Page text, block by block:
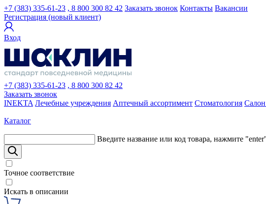
+7 (383) 335-61-23 , 8 800 300 82 42 Заказать звонок Контакты Вакансии
Регистрация (новый клиент)
Вход
+7 (383) 335-61-23 , 8 800 300 82 42
Заказать звонок
INEKTA Лечебные учреждения Аптечный ассортимент Стоматология
Каталог
Введите название или код товара, нажмите
Точное соответствие
Искать в описании